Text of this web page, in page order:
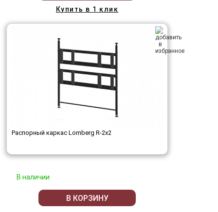
Купить в 1 клик
Распорный каркас Lomberg R-2х2
В наличии
В КОРЗИНУ